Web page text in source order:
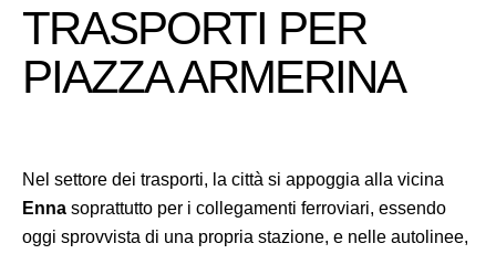
TRASPORTI PER
PIAZZA ARMERINA
Nel settore dei trasporti, la città si appoggia alla vicina
Enna soprattutto per i collegamenti ferroviari, essendo
oggi sprovvista di una propria stazione, e nelle autolinee,